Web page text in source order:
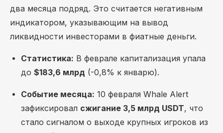
два месяца подряд. Это считается негативным
индикатором, указывающим на вывод
ликвидности инвесторами в фиатные деньги.
Статистика: В феврале капитализация упала
до $183,6 млрд (-0,8% к январю).
Событие месяца: 10 февраля Whale Alert
зафиксировал сжигание 3,5 млрд USDT, что
стало сигналом о выходе крупных игроков из